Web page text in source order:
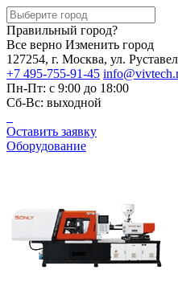
Правильный город?
Все верно Изменить город
127254, г. Москва, ул.
+7 495-755-91-45
Пн-Пт: с 9:00 до 18:00
Сб-Вс: выходной
Оставить заявку
Оборудование